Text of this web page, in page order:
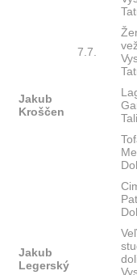
7.7.
Jakub
Kroščen
Jakub
Legerský